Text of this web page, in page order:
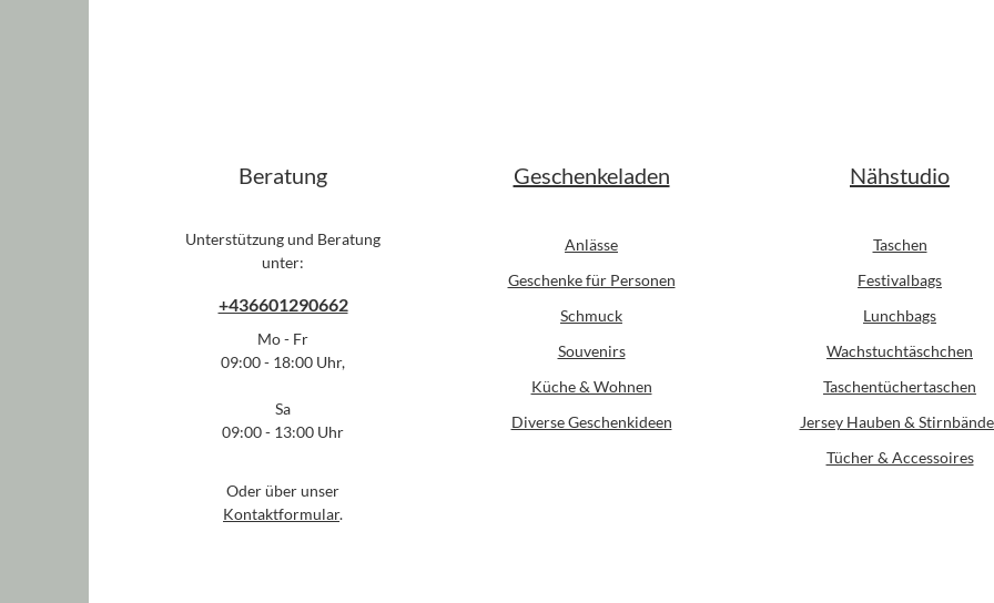
Beratung
Unterstützung und Beratung
unter:
+436601290662
Mo - Fr
09:00 - 18:00 Uhr,
Sa
09:00 - 13:00 Uhr
Oder über unser
Kontaktformular.
Geschenkeladen
Anlässe
Geschenke für Personen
Schmuck
Souvenirs
Küche & Wohnen
Diverse Geschenkideen
Nähstudio
Taschen
Festivalbags
Lunchbags
Wachstuchtäschchen
Taschentüchertaschen
Jersey Hauben &
Tücher & Accessoires